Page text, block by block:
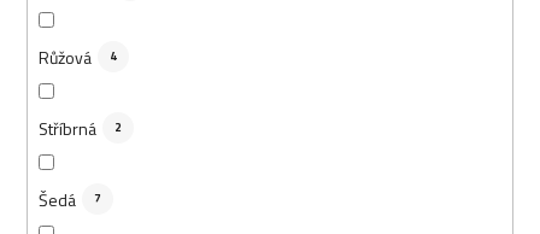
Růžová 4
Stříbrná 2
Šedá 7